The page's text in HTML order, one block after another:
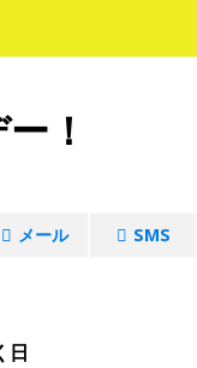
！
メール SMS
日